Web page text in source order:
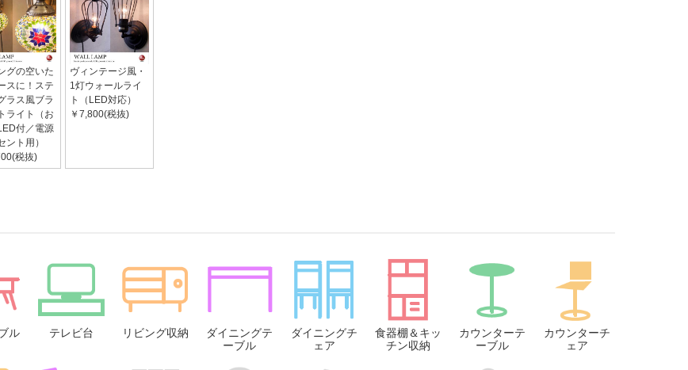
グの空いた
スに！ステ
ラス風ブラ
ライト（お
付／電源
ント用）
税抜)
ヴィンテージ風・
1灯ウォールライ
ト（LED対応）
￥7,800(税抜)
ル テレビ台 リビング収納
ダイニングテ
ーブル
ダイニングチ
ェア
食器棚＆キッ
チン収納
カウンターテ
ーブル
カウンターチ
ェア